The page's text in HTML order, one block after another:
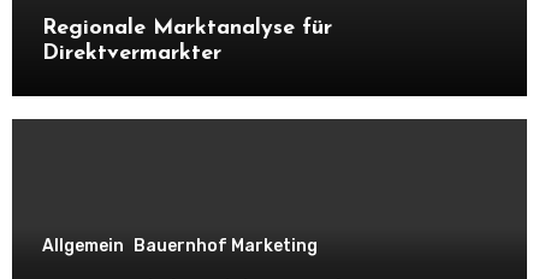
Regionale Marktanalyse für
Direktvermarkter
Allgemein Bauernhof Marketing